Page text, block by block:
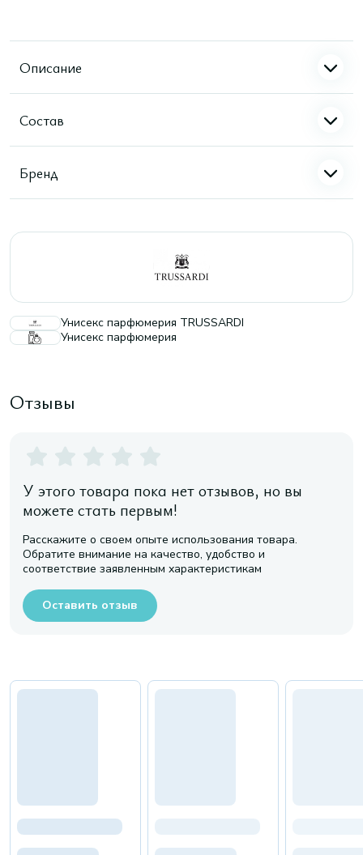
Описание
Состав
Бренд
Унисекс парфюмерия TRUSSARDI
Унисекс парфюмерия
Отзывы
У этого товара пока нет отзывов, но вы
можете стать первым!
Расскажите о своем опыте использования товара.
Обратите внимание на качество, удобство и
соответствие заявленным характеристикам
Оставить отзыв